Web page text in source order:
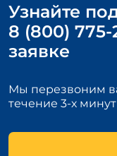
Узнайте
8 (800)
заявке
Мы перезвоним
течение 3-х минут